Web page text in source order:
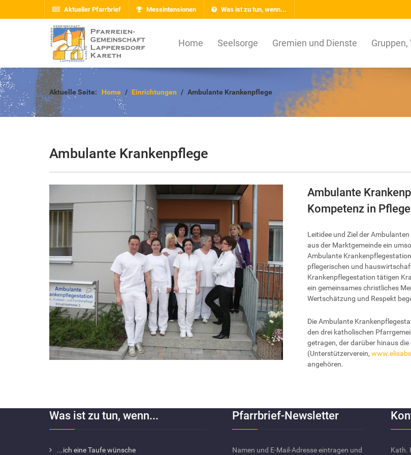
Aktueller Pfarrbrief Messintensionen Was ist zu tun, wenn...
Home Seelsorge Gremien und Dienste Gruppen,
Aktuelle Seite: Home Einrichtungen Ambulante Krankenpflege
Ambulante Krankenpflege
Ambulante
Kompetenz in
Leitidee und Ziel der
aus der Marktgemeinde ein
Ambulante
pflegerischen und
Krankenpflegestation tätigen
ein gemeinsames christliches
Wertschätzung und Respekt
Die Ambulante
den drei katholischen
getragen, der darüber hinaus
(Unterstützerverein,
angehören.
Was ist zu tun, wenn...
...ich eine Taufe wünsche
Pfarrbrief-Newsletter
Namen und E-Mail-Adresse eintragen und
Kath.